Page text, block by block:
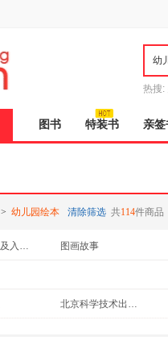
热搜:
图书 特装书 亲签
> 幼儿园绘本 清除筛选 共114件商品
幼儿园教材及入学准备 图画故事
北京科学技术出版社